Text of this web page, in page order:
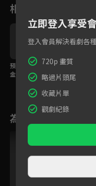
相關花絮
預告｜０天賦的公爵千
金想學魔法？落榜魔法
師能照亮她的未來嗎？
為您推薦
立即登入享受
登入會員解決看劇各
720p 畫質
略過片頭尾
收藏片單
觀劇紀錄